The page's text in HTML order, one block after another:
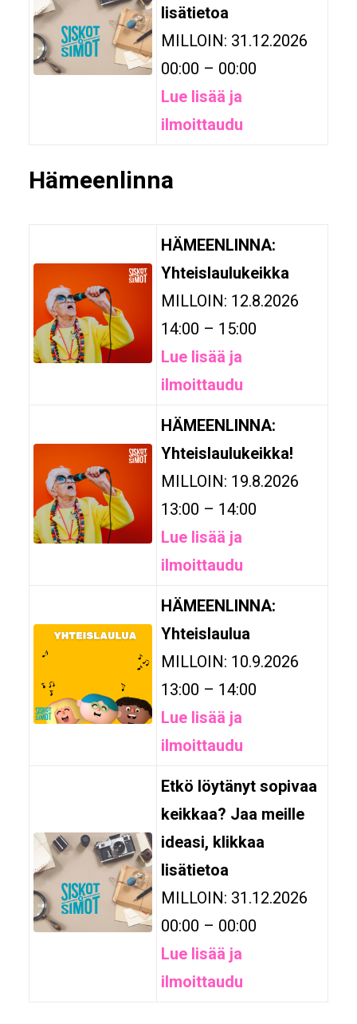
lisätietoa
MILLOIN: 31.12.2026
00:00 – 00:00
Lue lisää ja
ilmoittaudu
Hämeenlinna
HÄMEENLINNA:
Yhteislaulukeikka
MILLOIN: 12.8.2026
14:00 – 15:00
Lue lisää ja
ilmoittaudu
HÄMEENLINNA:
Yhteislaulukeikka!
MILLOIN: 19.8.2026
13:00 – 14:00
Lue lisää ja
ilmoittaudu
HÄMEENLINNA:
Yhteislaulua
MILLOIN: 10.9.2026
13:00 – 14:00
Lue lisää ja
ilmoittaudu
Etkö löytänyt sopivaa
keikkaa? Jaa meille
ideasi, klikkaa
lisätietoa
MILLOIN: 31.12.2026
00:00 – 00:00
Lue lisää ja
ilmoittaudu